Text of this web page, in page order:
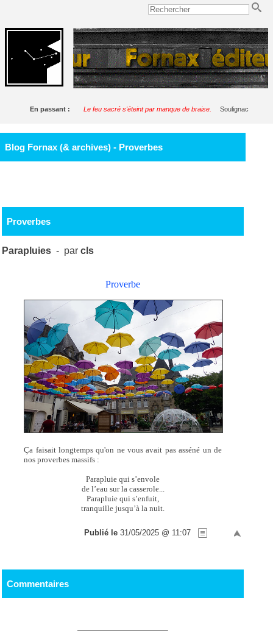
En passant : Le feu sacré s'éteint par manque de braise. Soulignac
Blog Fornax (& archives) - Proverbes
Proverbes
Parapluies - parcls
Proverbe
Ça faisait longtemps qu'on ne vous avait pas asséné un de
nos proverbes massifs :
Parapluie qui s’envole
de l’eau sur la casserole...
Parapluie qui s’enfuit,
tranquille jusqu’à la nuit.
Publié le 31/05/2025 @ 11:07
Commentaires